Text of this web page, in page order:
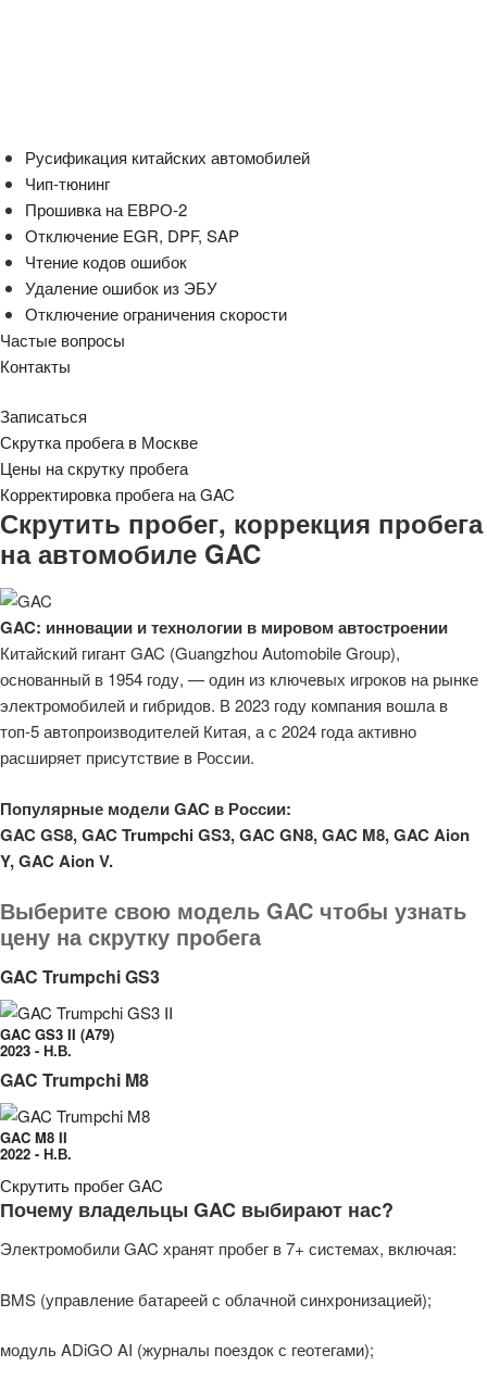
Русификация китайских автомобилей
Чип-тюнинг
Прошивка на ЕВРО-2
Отключение EGR, DPF, SAP
Чтение кодов ошибок
Удаление ошибок из ЭБУ
Отключение ограничения скорости
Частые вопросы
Контакты
Записаться
Скрутка пробега в Москве
Цены на скрутку пробега
Корректировка пробега на GAC
Скрутить пробег, коррекция пробега
на автомобиле GAC
GAC: инновации и технологии в мировом автостроении
Китайский гигант GAC (Guangzhou Automobile Group),
основанный в 1954 году, — один из ключевых игроков на рынке
электромобилей и гибридов. В 2023 году компания вошла в
топ-5 автопроизводителей Китая, а с 2024 года активно
расширяет присутствие в России.
Популярные модели GAC в России:
GAC GS8,GAC Trumpchi GS3,GAC GN8,GAC M8,GAC Aion
Y, GAC Aion V.
Выберите свою модель GAC чтобы узнать
цену на скрутку пробега
GAC Trumpchi GS3
GAC GS3 II (A79)
2023 - Н.В.
GAC Trumpchi M8
GAC M8 II
2022 - Н.В.
Скрутить пробег GAC
Почему владельцы GAC выбирают нас?
Электромобили GAC хранят пробег в 7+ системах, включая:
BMS (управление батареей с облачной синхронизацией);
модуль ADiGO AI (журналы поездок с геотегами);